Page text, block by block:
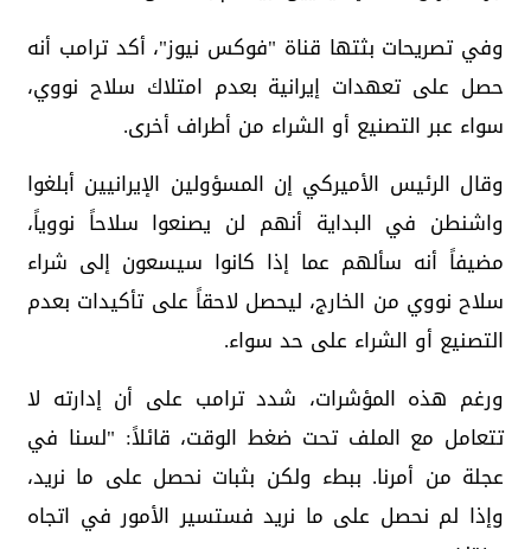
وفي تصريحات بثتها قناة "فوكس نيوز"، أكد ترامب أنه
حصل على تعهدات إيرانية بعدم امتلاك سلاح نووي،
سواء عبر التصنيع أو الشراء من أطراف أخرى.
وقال الرئيس الأميركي إن المسؤولين الإيرانيين أبلغوا
واشنطن في البداية أنهم لن يصنعوا سلاحاً نووياً،
مضيفاً أنه سألهم عما إذا كانوا سيسعون إلى شراء
سلاح نووي من الخارج، ليحصل لاحقاً على تأكيدات بعدم
التصنيع أو الشراء على حد سواء.
ورغم هذه المؤشرات، شدد ترامب على أن إدارته لا
تتعامل مع الملف تحت ضغط الوقت، قائلاً: "لسنا في
عجلة من أمرنا. ببطء ولكن بثبات نحصل على ما نريد،
وإذا لم نحصل على ما نريد فستسير الأمور في اتجاه